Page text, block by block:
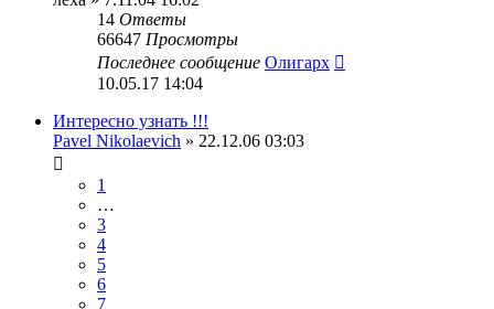
14 Ответы
66647 Просмотры
Последнее сообщение Олигарх
10.05.17 14:04
Интересно узнать !!!
Pavel Nikolaevich » 22.12.06 03:03
1
…
3
4
5
6
7